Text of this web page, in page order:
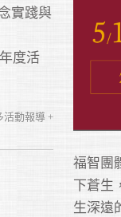
實踐與
度活
活動報導 +
福智團
下蒼生
生深遠